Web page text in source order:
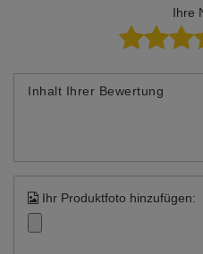
Sowohl das Gehäuse als
bedenkenlos in der
Dadurch wird keine der
Ihre
Inhalt Ihrer Bewertung
Ihr Produktfoto hinzufügen: